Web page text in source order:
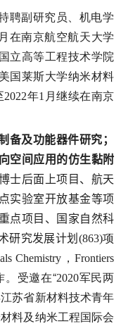
聘副研究员、机电学
在南京航空航天大学
立高等工程技术学院
国莱斯大学纳米材料
2022年1 月继续在南京
备及功能器件研究；
空间应用的仿生黏附
士后面上项目、航天
实验室开放基金等项
点项目、国家自然科
研究发展计划 (863)项
Chemistry ， Frontiers
。受邀在“2020军民两
苏省新材料技术青年
料及纳米工程国际会